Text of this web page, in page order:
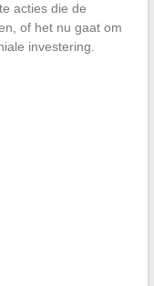
acties die de
of het nu gaat om
investering.